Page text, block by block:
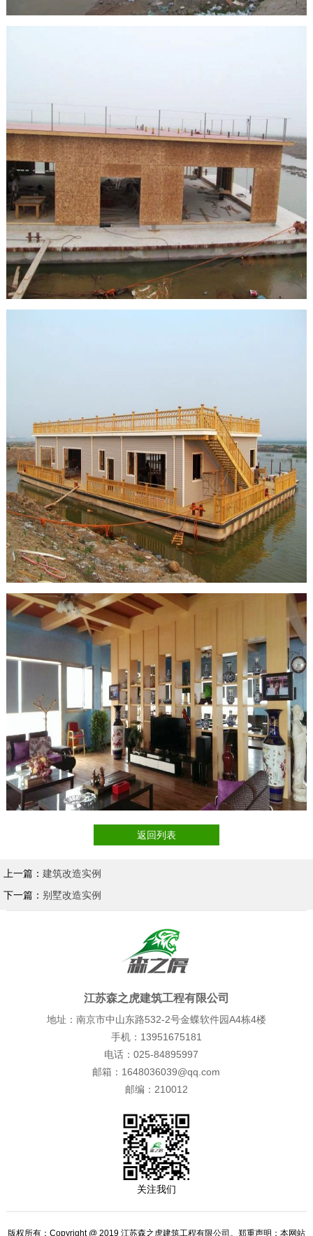
返回列表
上一篇： 建筑改造实例
下一篇： 别墅改造实例
江苏森之虎建筑工程有限公司
地址：南京市中山东路532-2号金蝶软件园A4栋4楼
手机：13951675181
电话：025-84895997
邮箱：1648036039@qq.com
邮编：210012
关注我们
版权所有：Copyright @ 2019 江苏森之虎建筑工程有限公司。郑重声明：本网站